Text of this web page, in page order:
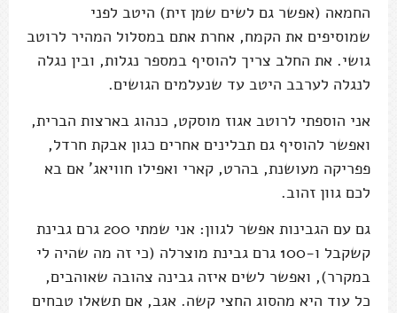
החמאה (אפשר גם לשים שמן זית) היטב לפני
שמוסיפים את הקמח, אחרת אתם במסלול המהיר לרוטב
גושי. את החלב צריך להוסיף במספר נגלות, ובין נגלה
לנגלה לערבב היטב עד שנעלמים הגושים.
אני הוספתי לרוטב אגוז מוסקט, כנהוג בארצות הברית,
ואפשר להוסיף גם תבלינים אחרים כגון אבקת חרדל,
פפריקה מעושנת, בהרט, קארי ואפילו חוויאג' אם בא
לכם גוון זהוב.
גם עם הגבינות אפשר לגוון: אני שמתי 200 גרם גבינת
קשקבל ו-100 גרם גבינת מוצרלה (כי זה מה שהיה לי
במקרר), ואפשר לשים איזה גבינה צהובה שאוהבים,
כל עוד היא מהסוג החצי קשה. אגב, אם תשאלו טבחים